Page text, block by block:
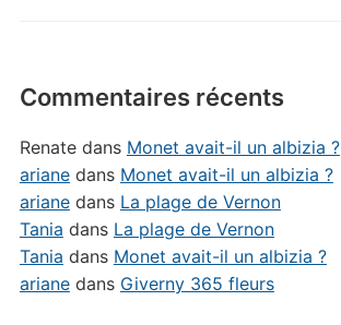
Commentaires récents
Renatedans Monet avait-il un albizia ?
arianedans Monet avait-il un albizia ?
arianedans La plage de Vernon
Tania dans La plage de Vernon
Tania dans Monet avait-il un albizia ?
arianedans Giverny 365 fleurs